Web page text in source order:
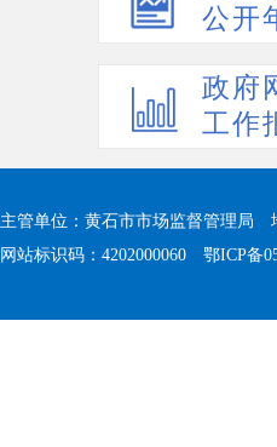
公开
政府
工作
主管单位：黄石市市场监督管理局
网站标识码：4202000060 鄂ICP备